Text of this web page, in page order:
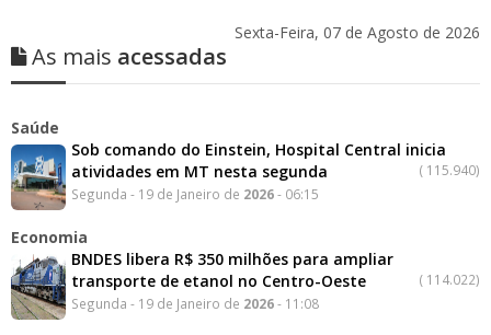
Sexta-Feira, 07 de Agosto de 2026
As mais acessadas
Saúde
Sob comando do Einstein, Hospital Central inicia
atividades em MT nesta segunda
( 115.940)
Segunda - 19 de Janeiro de 2026- 06:15
Economia
BNDES libera R$ 350 milhões para ampliar
transporte de etanol no Centro-Oeste
( 114.022)
Segunda - 19 de Janeiro de 2026- 11:08